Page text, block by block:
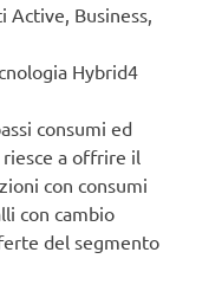
Active, Business,
Hybrid4
consumi ed
a offrire il
con consumi
con cambio
del segmento